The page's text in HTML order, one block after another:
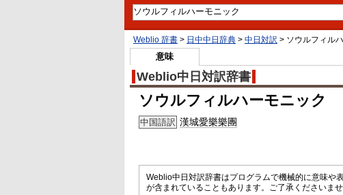
Weblio 辞書 > 日中中日辞典 > 中日対訳 > ソウルフィル
意味
Weblio中日対訳辞書
ソウルフィルハーモニック
中国語訳 漢城愛樂樂團
Weblio中日対訳辞書はプログラムで機械的に意味や
が含まれていることもあります。ご了承くださいませ